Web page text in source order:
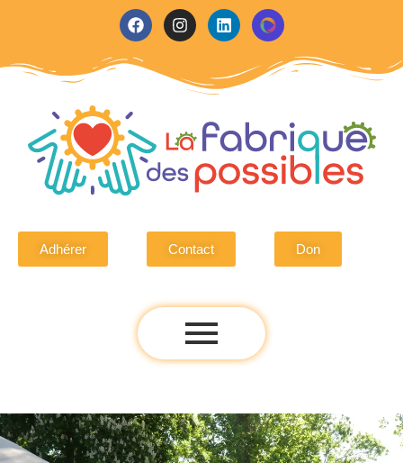
Adhérer Contact Don